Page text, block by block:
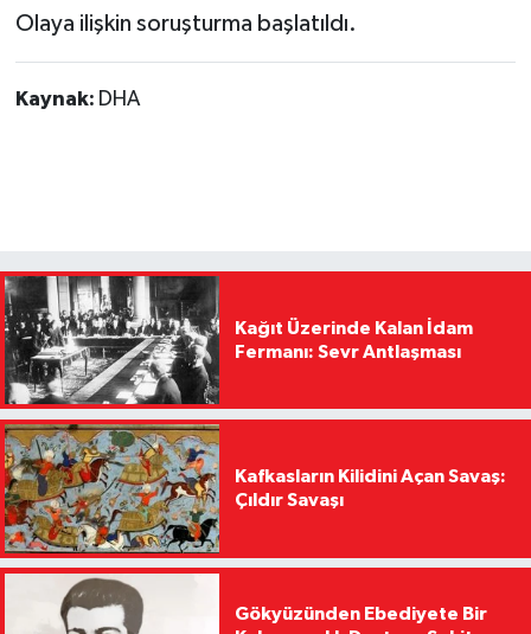
Olaya ilişkin soruşturma başlatıldı.
Kaynak: DHA
Kağıt Üzerinde Kalan İdam
Fermanı: Sevr Antlaşması
Kafkasların Kilidini Açan Savaş:
Çıldır Savaşı
Gökyüzünden Ebediyete Bir